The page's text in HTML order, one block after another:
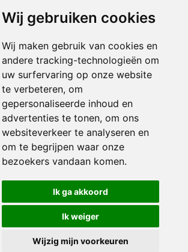
Wij gebruiken cookies
Wij maken gebruik van cookies en
andere tracking-technologieën om
uw surfervaring op onze website
te verbeteren, om
gepersonaliseerde inhoud en
advertenties te tonen, om ons
websiteverkeer te analyseren en
om te begrijpen waar onze
bezoekers vandaan komen.
Ik ga akkoord
Ik weiger
Wijzig mijn voorkeuren
doen van een ziek, gewond of
Houd er rekening mee dat
in elke situatie kan helpen. Lees eerst
vragenvoordat je belt.
De Wissel